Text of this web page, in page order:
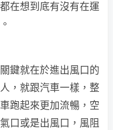
在想到底有沒有在運
鍵就在於進出風口的
，就跟汽車一樣，整
跑起來更加流暢，空
口或是出風口，風阻